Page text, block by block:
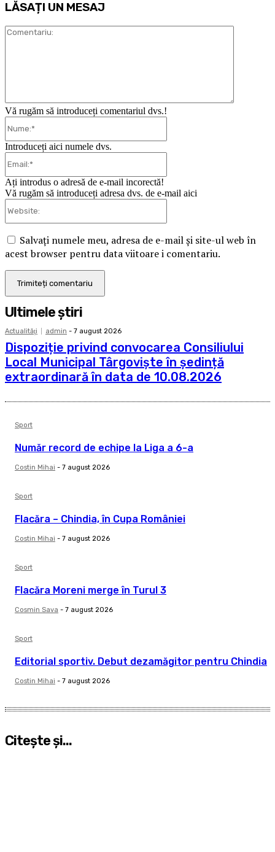
LĂSAȚI UN MESAJ
Vă rugăm să introduceți comentariul dvs.!
Introduceți aici numele dvs.
Ați introdus o adresă de e-mail incorectă!
Vă rugăm să introduceți adresa dvs. de e-mail aici
Salvați numele meu, adresa de e-mail și site-ul web în
acest browser pentru data viitoare i comentariu.
Ultimele ştiri
Actualităţi admin - 7 august 2026
Dispoziție privind convocarea Consiliului
Local Municipal Târgoviște în ședință
extraordinară în data de 10.08.2026
Sport
Număr record de echipe la Liga a 6-a
Costin Mihai - 7 august 2026
Sport
Flacăra – Chindia, în Cupa României
Costin Mihai - 7 august 2026
Sport
Flacăra Moreni merge în Turul 3
Cosmin Sava - 7 august 2026
Sport
Editorial sportiv. Debut dezamăgitor pentru Chindia
Costin Mihai - 7 august 2026
Citeşte şi...